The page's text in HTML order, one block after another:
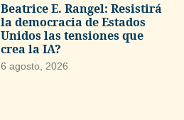
Beatrice E. Rangel: Resistirá
la democracia de Estados
Unidos las tensiones que
crea la IA?
6 agosto, 2026